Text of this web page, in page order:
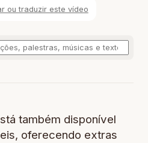
ou traduzir este vídeo
também disponível
oferecendo extras